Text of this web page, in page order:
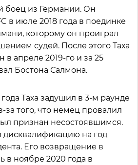
боец из Германии. Он
в июле 2018 года в поединке
которому он проиграл
судей. После этого Таха
в апреле 2019-го и за 25
Бостона Салмона.
Таха задушил в 3-м раунде
за того, что немец провалил
признан несостоявшимся.
дисквалификацию на год
Его возвращение в
в ноябре 2020 года в